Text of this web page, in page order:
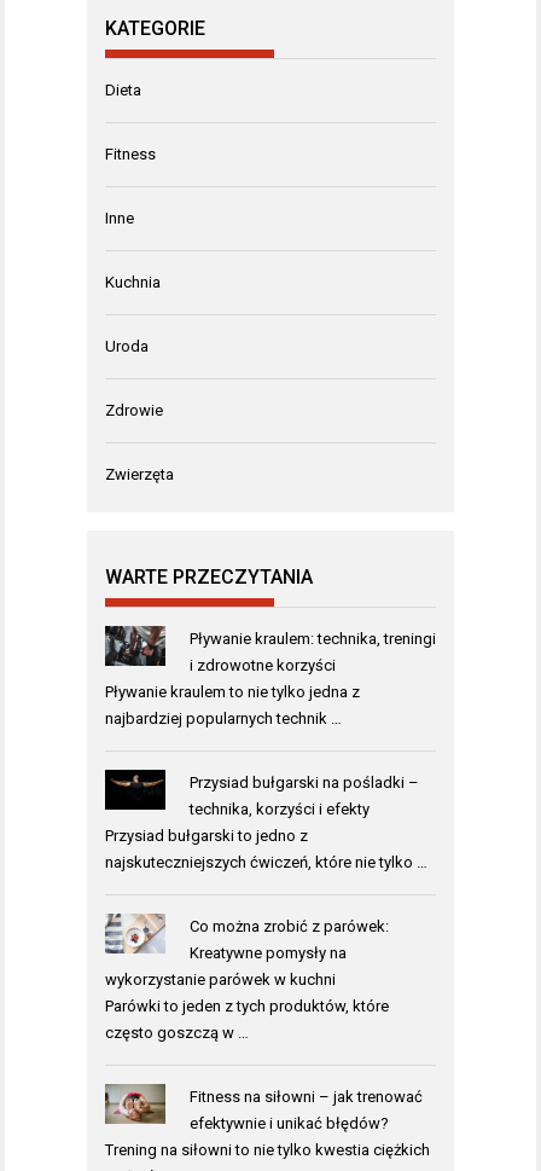
KATEGORIE
Dieta
Fitness
Inne
Kuchnia
Uroda
Zdrowie
Zwierzęta
WARTE PRZECZYTANIA
Pływanie kraulem: technika, treningi
i zdrowotne korzyści
Pływanie kraulem to nie tylko jedna z
najbardziej popularnych technik …
Przysiad bułgarski na pośladki –
technika, korzyści i efekty
Przysiad bułgarski to jedno z
najskuteczniejszych ćwiczeń, które nie tylko …
Co można zrobić z parówek:
Kreatywne pomysły na
wykorzystanie parówek w kuchni
Parówki to jeden z tych produktów, które
często goszczą w …
Fitness na siłowni – jak trenować
efektywnie i unikać błędów?
Trening na siłowni to nie tylko kwestia ciężkich